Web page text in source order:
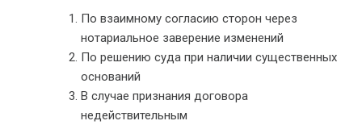
По взаимному согласию сторон через
нотариальное заверение изменений
По решению суда при наличии существенных
оснований
В случае признания договора
недействительным